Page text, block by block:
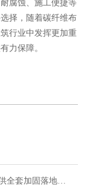
腐蚀、施工便捷等
择，随着碳纤维布
行业中发挥更加重
力保障。
一文读懂粘钢胶分类与应用，JSW 乔司微提供全套加固落地服务